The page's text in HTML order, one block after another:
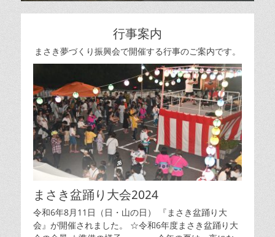
行事案内
まさき夢づくり振興会で開催する行事のご案内です。
まさき盆踊り大会2024
令和6年8月11日（日・山の日） 『まさき盆踊り大
会』が開催されました。 ☆令和6年度まさき盆踊り大